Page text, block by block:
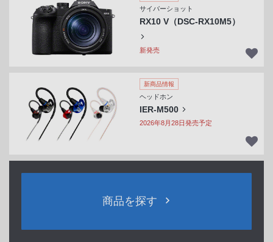
サイバーショット
RX10 V（DSC-RX10M5）
新発売
新商品情報
ヘッドホン
IER-M500
2026年8月28日発売予定
商品を探す